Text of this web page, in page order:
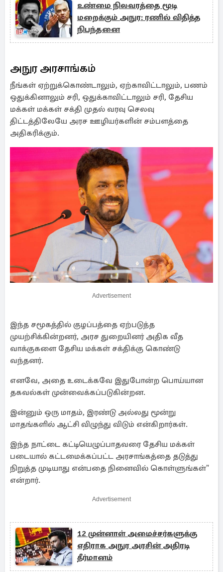
உண்மை நிலவரத்தை மூடி
மறைக்கும் அநுர: ரணில் விதித்த
நிபந்தனை
அநுர அரசாங்கம்
நீங்கள் ஏற்றுக்கொண்டாலும், ஏற்காவிட்டாலும், பணம்
ஒதுக்கினாலும் சரி, ஒதுக்காவிட்டாலும் சரி, தேசிய
மக்கள் மக்கள் சக்தி முதல் வரவு செலவு
திட்டத்திலேயே அரச ஊழியர்களின் சம்பளத்தை
அதிகரிக்கும்.
Advertisement
இந்த சமூகத்தில் குழப்பத்தை ஏற்படுத்த
முயற்சிக்கின்றனர், அரச துறையினர் அதிக வீத
வாக்குகளை தேசிய மக்கள் சக்திக்கு கொண்டு
வந்தனர்.
எனவே, அதை உடைக்கவே இதுபோன்ற பொய்யான
தகவல்கள் முன்வைக்கப்படுகின்றன.
இன்னும் ஒரு மாதம், இரண்டு அல்லது மூன்று
மாதங்களில் ஆட்சி விழுந்து விடும் என்கிறார்கள்.
இந்த நாட்டை கட்டியெழுப்பாதவரை தேசிய மக்கள்
படையால் கட்டமைக்கப்பட்ட அரசாங்கத்தை தடுத்து
நிறுத்த முடியாது என்பதை நினைவில் கொள்ளுங்கள்"
என்றார்.
Advertisement
12 முன்னாள் அமைச்சர்களுக்கு
எதிராக அநுர அரசின் அதிரடி
தீர்மானம்